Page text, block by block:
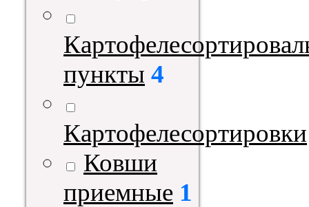
пункты 4
Картофелесортировки
Ковши
приемные 1